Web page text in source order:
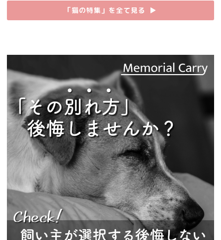
「猫の特集」を全て見る ▶︎